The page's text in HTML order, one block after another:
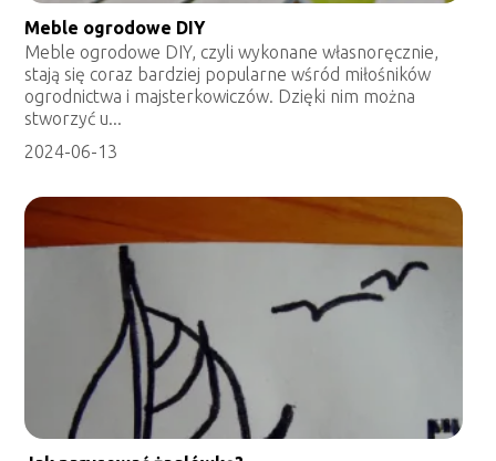
Meble ogrodowe DIY
Meble ogrodowe DIY, czyli wykonane własnoręcznie,
stają się coraz bardziej popularne wśród miłośników
ogrodnictwa i majsterkowiczów. Dzięki nim można
stworzyć u...
2024-06-13